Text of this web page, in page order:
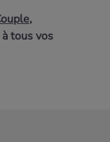
,
tous vos